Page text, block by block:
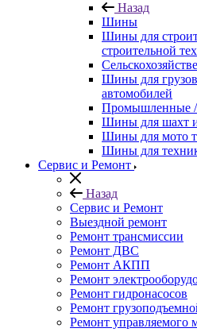
Назад
Шины
Шины для
строительной
Шины для
автомобилей
Промышленные
Шины для шахт и
Шины для мото
Шины для
Сервис и Ремонт
Назад
Сервис и Ремонт
Выездной ремонт
Ремонт трансмиссии
Ремонт ДВС
Ремонт АКПП
Ремонт
Ремонт гидронасосов
Ремонт
Ремонт управляемого